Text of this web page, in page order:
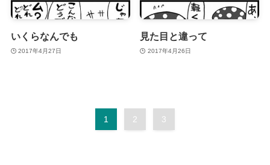
いくらなんでも
2017年4月27日
見た目と違って
2017年4月26日
1 2 3